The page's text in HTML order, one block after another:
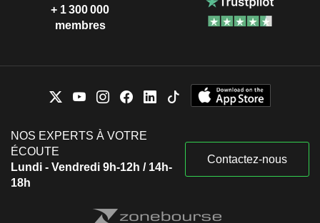
+ 1 300 000
membres
NOS EXPERTS À VOTRE
ÉCOUTE
Lundi - Vendredi 9h-12h / 14h-
18h
Contactez-nous